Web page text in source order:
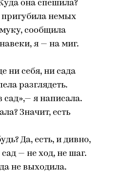
она спешила?
немых
сообщила
я — на миг.
ни себя, ни сада
разглядеть.
сад»,— я написала.
Значит, есть
Да, есть, и дивно,
— не ход, не шаг.
не выходила.